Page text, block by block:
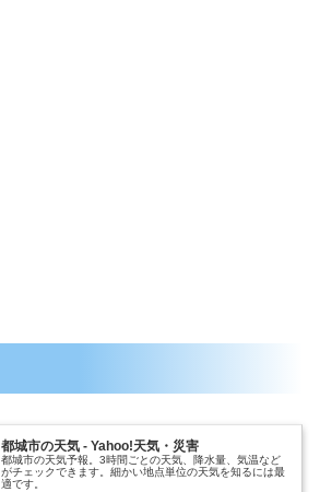
都城市の天気 - Yahoo!天気・災害
都城市の天気予報。3時間ごとの天気、降水量、気温など
がチェックできます。細かい地点単位の天気を知るには最
適です。